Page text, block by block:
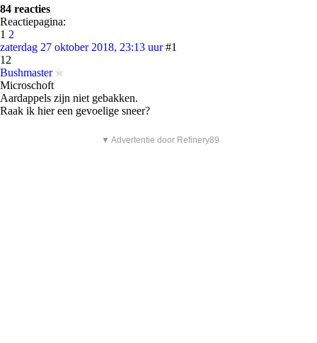
84 reacties
Reactiepagina:
1 2
zaterdag 27 oktober 2018, 23:13 uur #1
12
Bushmaster
Microschoft
Aardappels zijn niet gebakken.
Raak ik hier een gevoelige sneer?
▼ Advertentie door Refinery89